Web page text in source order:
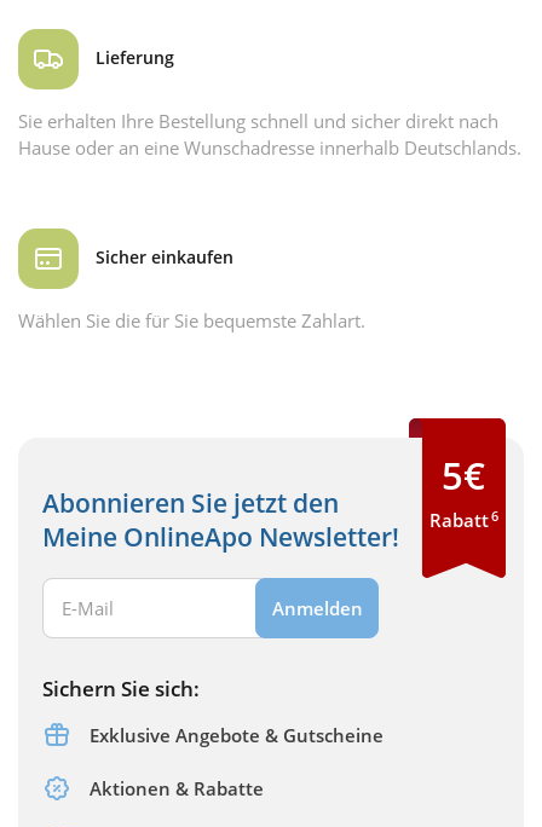
Lieferung
Sie erhalten Ihre Bestellung schnell und sicher direkt nach
Hause oder an eine Wunschadresse innerhalb Deutschlands.
Sicher einkaufen
Wählen Sie die für Sie bequemste Zahlart.
Abonnieren Sie jetzt den
Meine OnlineApo Newsletter!
Ihre E-Mail Adresse:
Anmelden
Sichern Sie sich:
Exklusive Angebote & Gutscheine
Aktionen & Rabatte
5€
Rabatt6